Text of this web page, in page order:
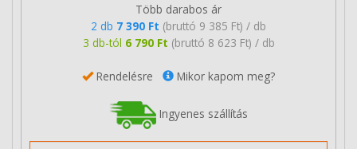
Több darabos ár
2 db 7 390 Ft (bruttó 9 385 Ft) / db
3 db-tól 6 790 Ft (bruttó 8 623 Ft) / db
Rendelésre Mikor kapom meg?
Ingyenes szállítás